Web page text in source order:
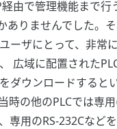
由で管理機能まで行
ありませんでした。
ーザにとって、非常
広域に配置された
ダウンロードすると
時の他のPLCでは専
専用のRS-232Cなど